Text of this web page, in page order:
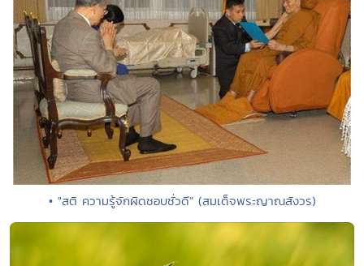
• "สติ ความรู้จักผิดชอบชั่วดี" (สมเด็จพระญาณสังวร)